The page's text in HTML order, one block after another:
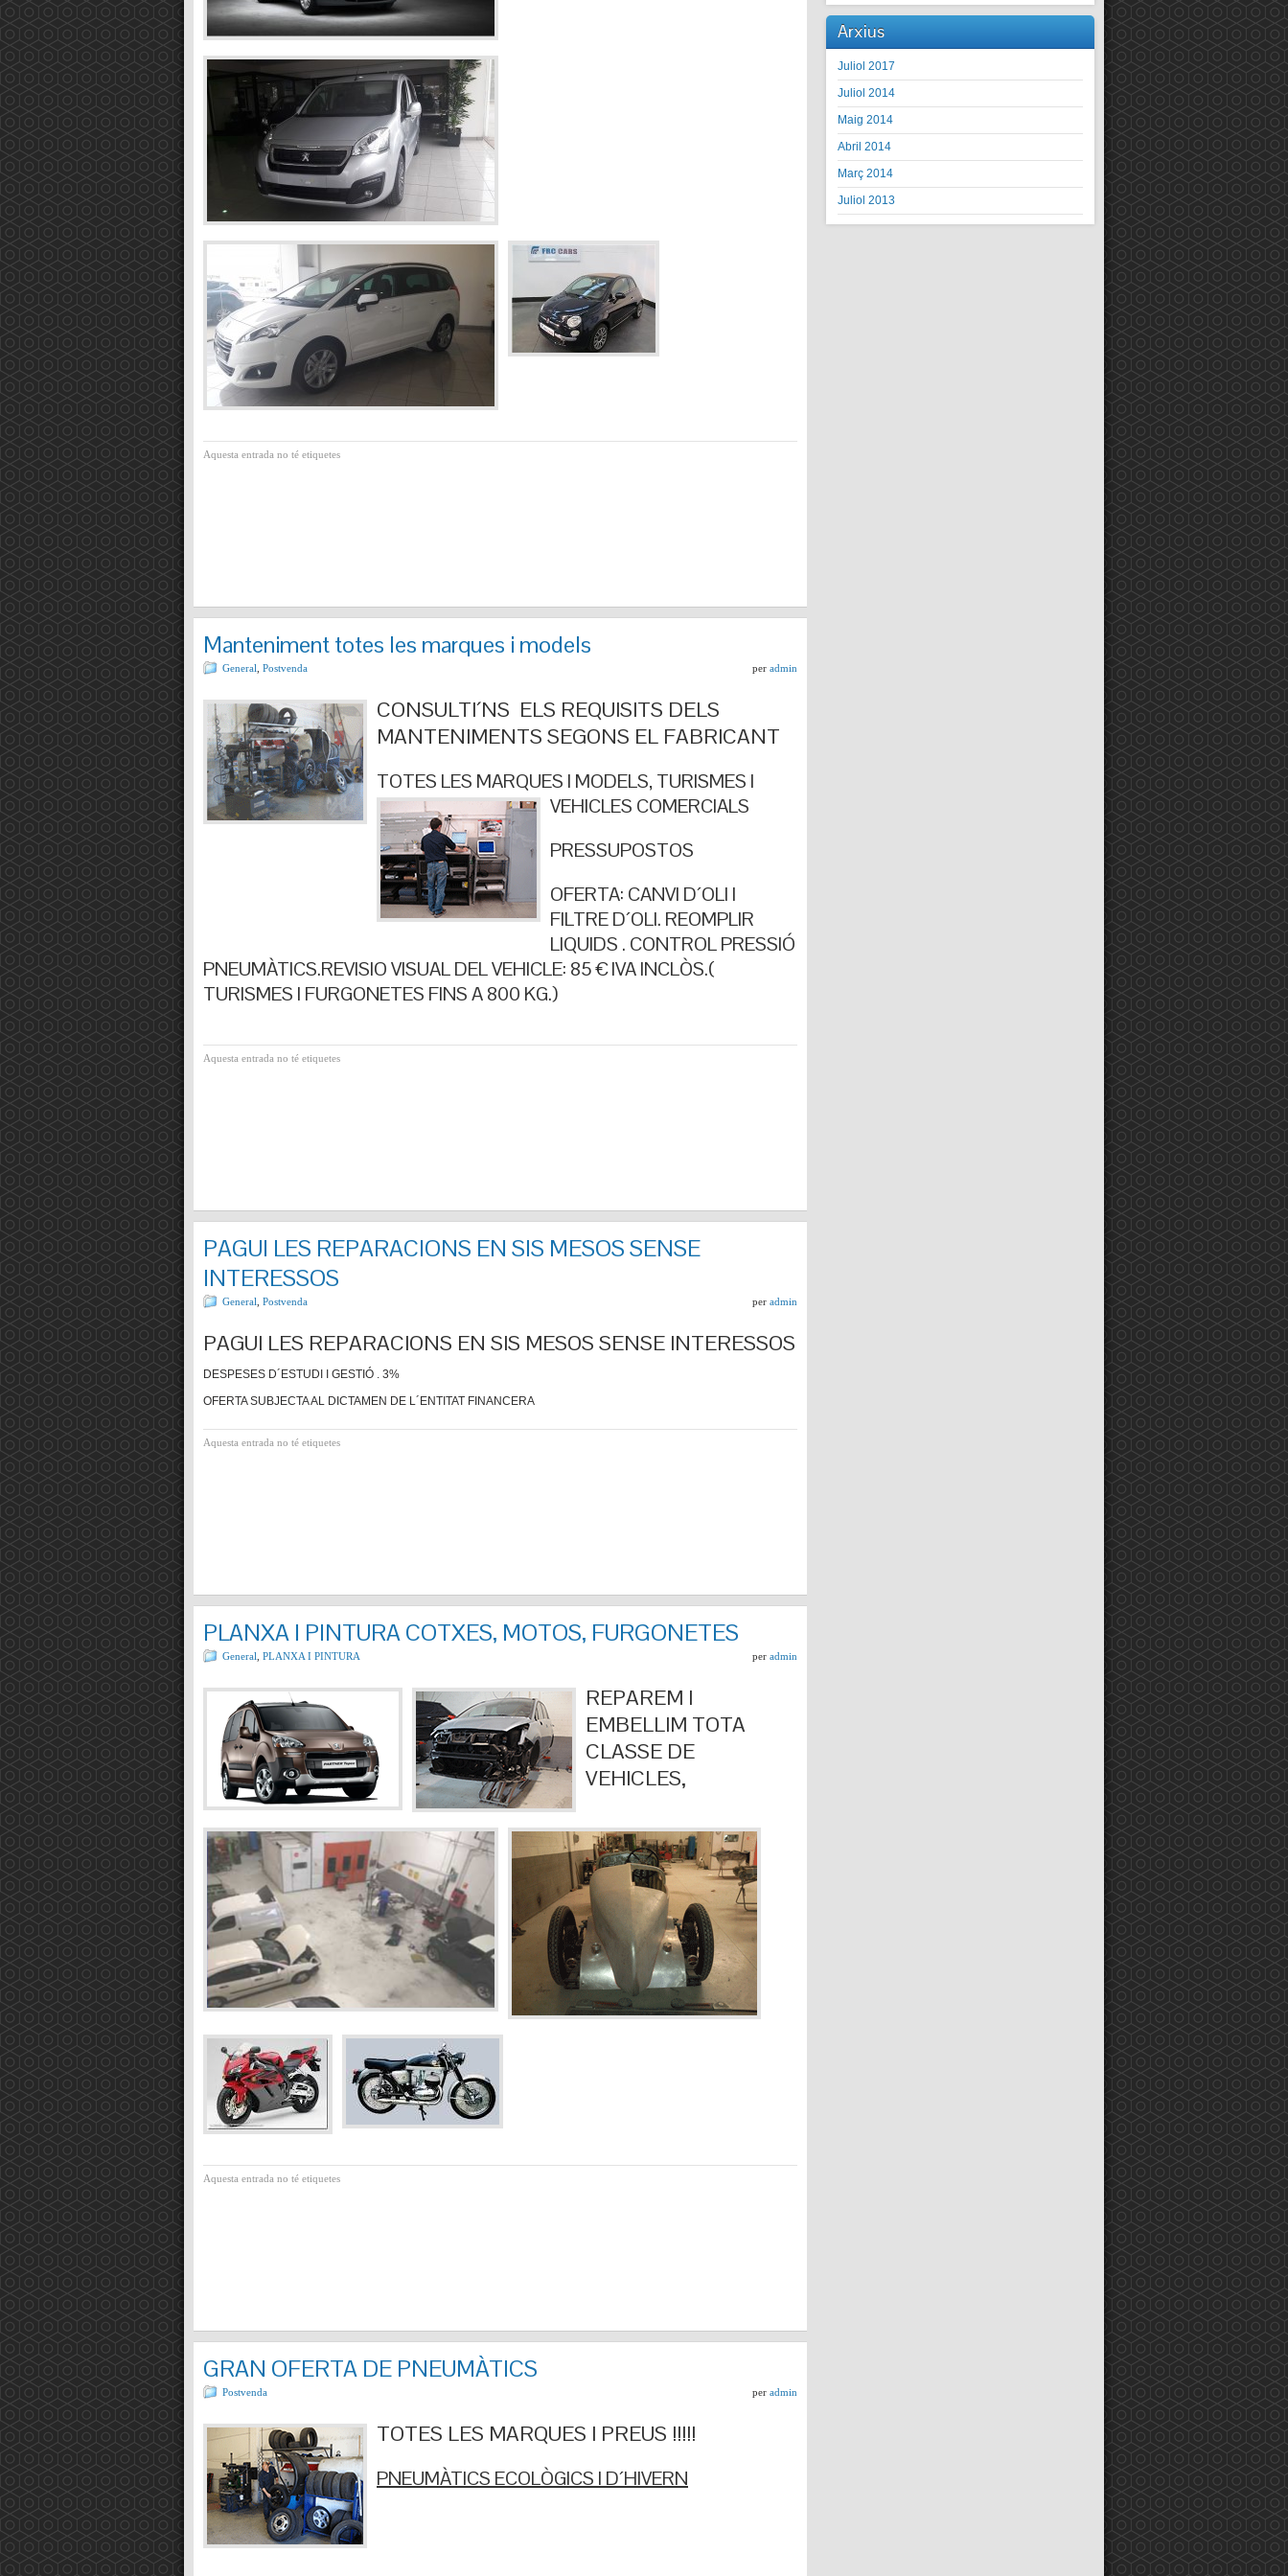
Aquesta entrada no té etiquetes
Manteniment totes les marques i models
General Postvenda per admin
CONSULTI´NS ELS REQUISITS DELS
MANTENIMENTS SEGONS EL FABRICANT
TOTES LES MARQUES I MODELS, TURISMES I
VEHICLES COMERCIALS
PRESSUPOSTOS
OFERTA: CANVI D´OLI I
FILTRE D´OLI. REOMPLIR
LIQUIDS . CONTROL PRESSIÓ
PNEUMÀTICS.REVISIO VISUAL DEL VEHICLE: 85 € IVA INCLÒS.(
TURISMES I FURGONETES FINS A 800 KG.)
Aquesta entrada no té etiquetes
PAGUI LES REPARACIONS EN SIS MESOS SENSE
INTERESSOS
General Postvenda per admin
PAGUI LES REPARACIONS EN SIS MESOS SENSE INTERESSOS
DESPESES D´ESTUDI I GESTIÓ . 3%
OFERTA SUBJECTA AL DICTAMEN DE L´ENTITAT FINANCERA
Aquesta entrada no té etiquetes
PLANXA I PINTURA COTXES, MOTOS, FURGONETES
General PLANXA I PINTURA per admin
REPAREM I
EMBELLIM TOTA
CLASSE DE
VEHICLES,
Aquesta entrada no té etiquetes
GRAN OFERTA DE PNEUMÀTICS
Postvenda per admin
TOTES LES MARQUES I PREUS !!!!!
PNEUMÀTICS ECOLÒGICS I D´HIVERN
Arxius
Juliol 2017
Juliol 2014
Maig 2014
Abril 2014
Març 2014
Juliol 2013